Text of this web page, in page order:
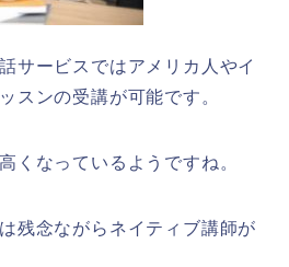
サービスではアメリカ人やイ
スンの受講が可能です。
くなっているようですね。
残念ながらネイティブ講師が